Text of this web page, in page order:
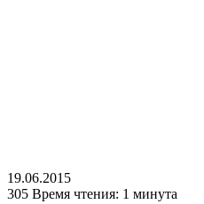
19.06.2015
305 Время чтения: 1 минута